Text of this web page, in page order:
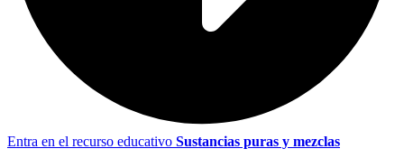
Entra en el recurso educativo Sustancias puras y mezclas